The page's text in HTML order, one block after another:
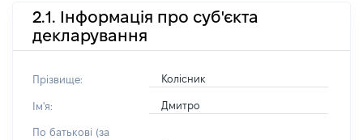
2.1. Інформація про суб'єкта
декларування
Прізвище: Колісник
Ім'я: Дмитро
По батькові (за